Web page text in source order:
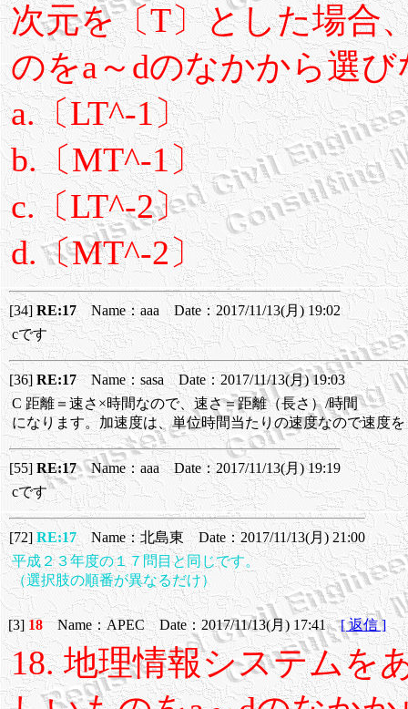
次元を〔T〕とした場合
のをa～dのなかから選
a.〔LT^-1〕
b.〔MT^-1〕
c.〔LT^-2〕
d.〔MT^-2〕
[34] RE:17Name：aaa Date：2017/11/13(月) 19:02
cです
[36] RE:17Name：sasa Date：2017/11/13(月) 19:03
C 距離＝速さ×時間なので、速さ＝距離（長さ）/時間
になります。加速度は、単位時間当たりの速度なので速度
[55]RE:17Name：aaa Date：2017/11/13(月) 19:19
cです
[72]RE:17Name：北島東 Date：2017/11/13(月) 21:00
平成２３年度の１７問目と同じです。
（選択肢の順番が異なるだけ）
[3]18Name：APEC Date：2017/11/13(月) 17:41[ 返信 ]
18. 地理情報システムを